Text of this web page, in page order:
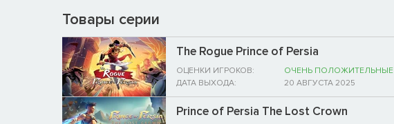
Товары серии
The Rogue Prince of Persia
ОЦЕНКИ ИГРОКОВ:
ОЧЕНЬ ПОЛОЖИТЕЛЬНЫЕ
ДАТА ВЫХОДА:
20 АВГУСТА 2025
Prince of Persia The Lost Crown